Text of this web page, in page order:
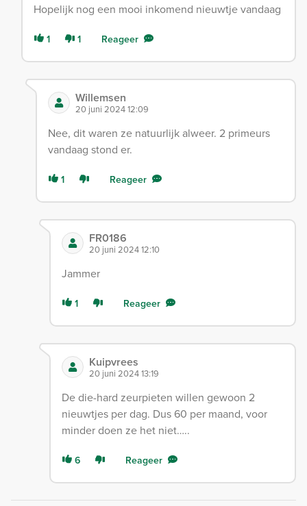
Hopelijk nog een mooi inkomend nieuwtje vandaag
1 1 Reageer
Willemsen
20 juni 2024 12:09
Nee, dit waren ze natuurlijk alweer. 2 primeurs
vandaag stond er.
1 Reageer
FR0186
20 juni 2024 12:10
Jammer
1 Reageer
Kuipvrees
20 juni 2024 13:19
De die-hard zeurpieten willen gewoon 2
nieuwtjes per dag. Dus 60 per maand, voor
minder doen ze het niet…..
6 Reageer